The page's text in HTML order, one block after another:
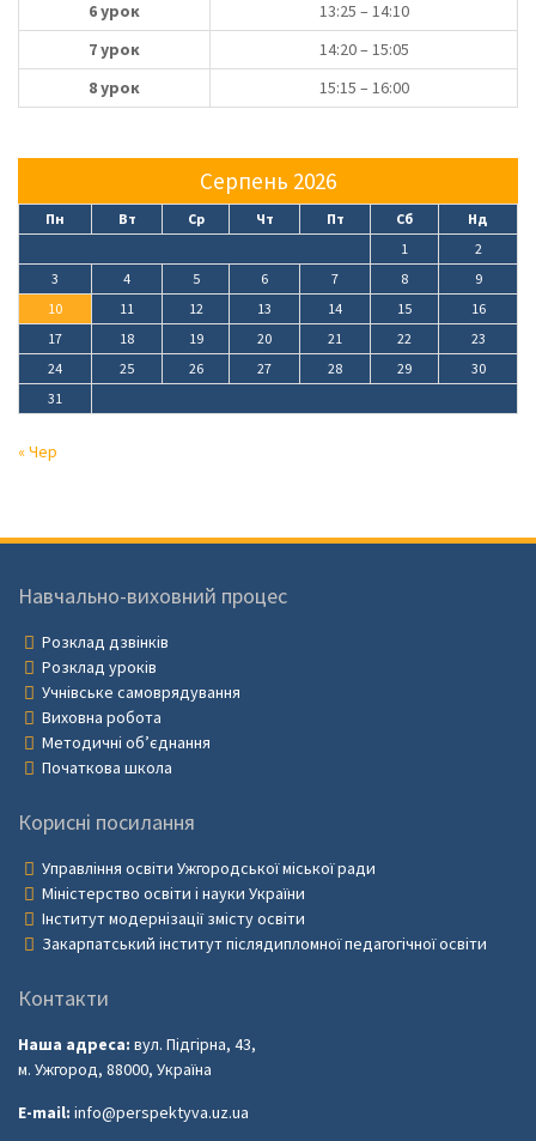
6 урок
13:25 – 14:10
7 урок
14:20 – 15:05
8 урок
15:15 – 16:00
Серпень 2026
Пн Вт Ср Чт Пт Сб
Нд
1
2
3
4 5 6 7 8
9
10
11 12 13 14 15
16
17
18 19 20 21 22
23
24
25 26 27 28 29
30
31
« Чер
Навчально-виховний процес
Розклад дзвінків
Розклад уроків
Учнівське самоврядування
Виховна робота
Методичні об’єднання
Початкова школа
Корисні посилання
Управління освіти Ужгородської міської ради
Міністерство освіти і науки України
Інститут модернізації змісту освіти
Закарпатський інститут післядипломної педагогічної освіти
Контакти
Наша адреса: вул. Підгірна, 43,
м. Ужгород, 88000, Україна
E-mail: info@perspektyva.uz.ua